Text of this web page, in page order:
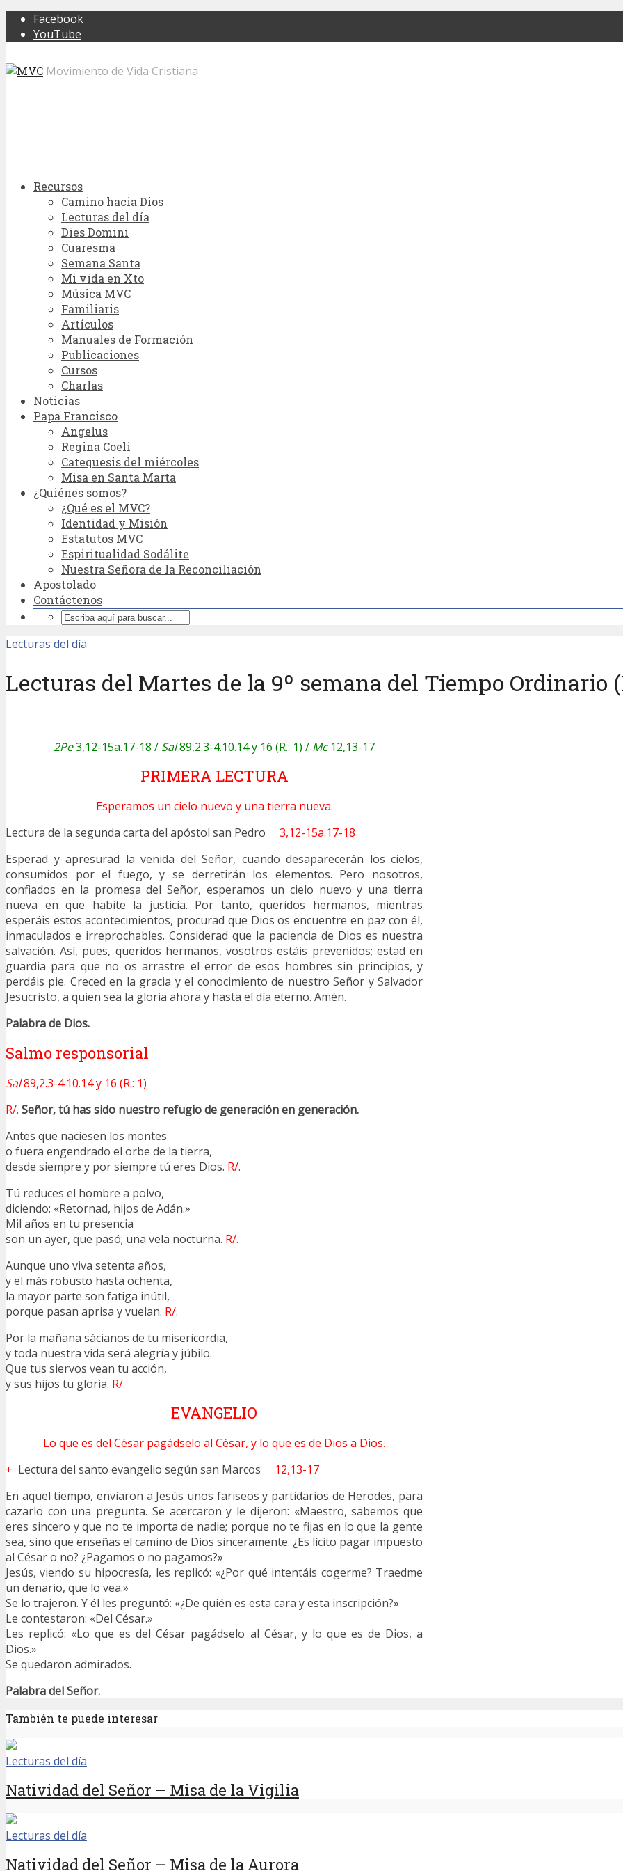
Facebook
YouTube
Movimiento de Vida Cristiana
Recursos
Camino hacia Dios
Lecturas del día
Dies Domini
Cuaresma
Semana Santa
Mi vida en Xto
Música MVC
Familiaris
Artículos
Manuales de Formación
Publicaciones
Cursos
Charlas
Noticias
Papa Francisco
Angelus
Regina Coeli
Catequesis del miércoles
Misa en Santa Marta
¿Quiénes somos?
¿Qué es el MVC?
Identidad y Misión
Estatutos MVC
Espiritualidad Sodálite
Nuestra Señora de la Reconciliación
Apostolado
Contáctenos
Lecturas del día
Lecturas del Martes de la 9º semana del Tiempo Ordinario
2Pe3,12-15a.17-18 / Sal89,2.3-4.10.14 y 16 (R.: 1) / Mc12,13-17
PRIMERA LECTURA
Esperamos un cielo nuevo y una tierra nueva.
Lectura de la segunda carta del apóstol san Pedro 3,12-15a.17-18
Esperad y apresurad la venida del Señor, cuando desaparecerán los cielos,
consumidos por el fuego, y se derretirán los elementos. Pero nosotros,
confiados en la promesa del Señor, esperamos un cielo nuevo y una tierra
nueva en que habite la justicia. Por tanto, queridos hermanos, mientras
esperáis estos acontecimientos, procurad que Dios os encuentre en paz con él,
inmaculados e irreprochables. Considerad que la paciencia de Dios es nuestra
salvación. Así, pues, queridos hermanos, vosotros estáis prevenidos; estad en
guardia para que no os arrastre el error de esos hombres sin principios, y
perdáis pie. Creced en la gracia y el conocimiento de nuestro Señor y Salvador
Jesucristo, a quien sea la gloria ahora y hasta el día eterno. Amén.
Palabra de Dios.
Salmo responsorial
Sal89,2.3-4.10.14 y 16 (R.: 1)
R/. Señor, tú has sido nuestro refugio de generación en generación.
Antes que naciesen los montes
o fuera engendrado el orbe de la tierra,
desde siempre y por siempre tú eres Dios. R/.
Tú reduces el hombre a polvo,
diciendo: «Retornad, hijos de Adán.»
Mil años en tu presencia
son un ayer, que pasó; una vela nocturna. R/.
Aunque uno viva setenta años,
y el más robusto hasta ochenta,
la mayor parte son fatiga inútil,
porque pasan aprisa y vuelan. R/.
Por la mañana sácianos de tu misericordia,
y toda nuestra vida será alegría y júbilo.
Que tus siervos vean tu acción,
y sus hijos tu gloria. R/.
EVANGELIO
Lo que es del César pagádselo al César, y lo que es de Dios a Dios.
+ Lectura del santo evangelio según san Marcos 12,13-17
En aquel tiempo, enviaron a Jesús unos fariseos y partidarios de Herodes, para
cazarlo con una pregunta. Se acercaron y le dijeron: «Maestro, sabemos que
eres sincero y que no te importa de nadie; porque no te fijas en lo que la gente
sea, sino que enseñas el camino de Dios sinceramente. ¿Es lícito pagar impuesto
al César o no? ¿Pagamos o no pagamos?»
Jesús, viendo su hipocresía, les replicó: «¿Por qué intentáis cogerme? Traedme
un denario, que lo vea.»
Se lo trajeron. Y él les preguntó: «¿De quién es esta cara y esta inscripción?»
Le contestaron: «Del César.»
Les replicó: «Lo que es del César pagádselo al César, y lo que es de Dios, a
Dios.»
Se quedaron admirados.
Palabra del Señor.
También te puede interesar
Lecturas del día
Natividad del Señor – Misa de la Vigilia
Lecturas del día
Natividad del Señor – Misa de la Aurora